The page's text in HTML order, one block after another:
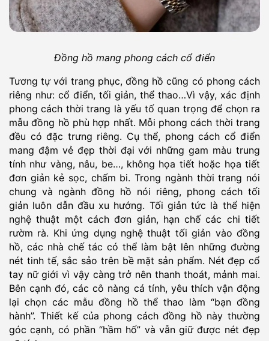
Đồng hồ mang phong cách cổ điển
Tương tự với trang phục, đồng hồ cũng có phong cách
riêng như: cổ điển, tối giản, thể thao…Vì vậy, xác định
phong cách thời trang là yếu tố quan trọng để chọn ra
mẫu đồng hồ phù hợp nhất. Mỗi phong cách thời trang
đều có đặc trưng riêng. Cụ thể, phong cách cổ điển
mang đậm vẻ đẹp thời đại với những gam màu trung
tính như vàng, nâu, be…, không họa tiết hoặc họa tiết
đơn giản kẻ sọc, chấm bi. Trong ngành thời trang nói
chung và ngành đồng hồ nói riêng, phong cách tối
giản luôn dẫn đầu xu hướng. Tối giản tức là thể hiện
nghệ thuật một cách đơn giản, hạn chế các chi tiết
rườm rà. Khi ứng dụng nghệ thuật tối giản vào đồng
hồ, các nhà chế tác có thể làm bật lên những đường
nét tinh tế, sắc sảo trên bề mặt sản phẩm. Nét đẹp cổ
tay nữ giới vì vậy càng trở nên thanh thoát, mảnh mai.
Bên cạnh đó, các cô nàng cá tính, yêu thích vận động
lại chọn các mẫu đồng hồ thể thao làm “bạn đồng
hành”. Thiết kế của phong cách đồng hồ này thường
góc cạnh, có phần “hầm hố” và vẫn giữ được nét đẹp